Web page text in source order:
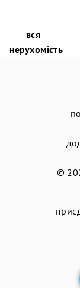
вся
нерухомість
©